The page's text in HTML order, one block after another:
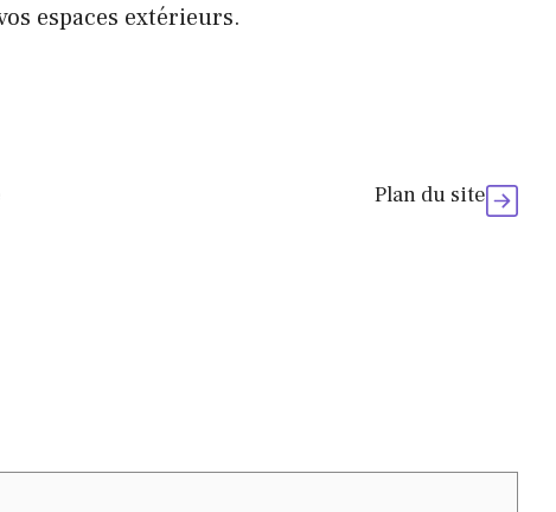
espaces extérieurs.
Plan du site